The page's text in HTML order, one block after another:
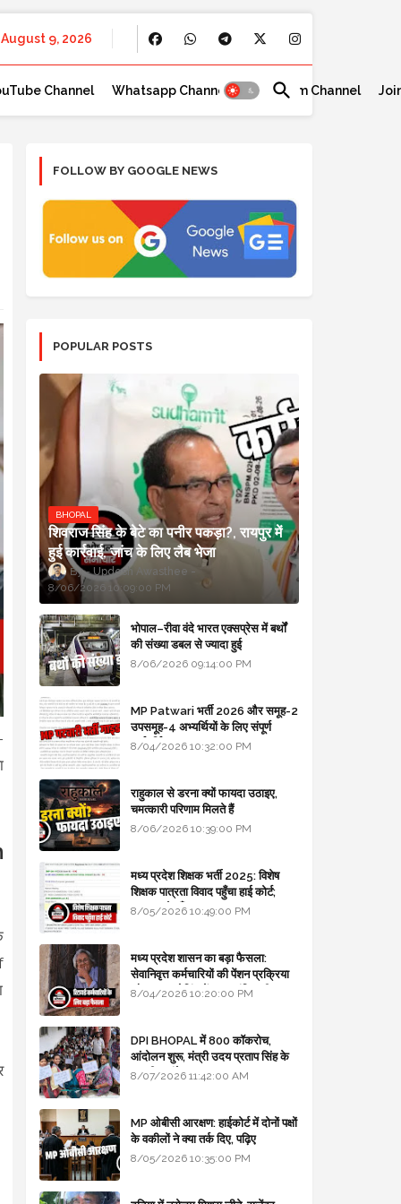
August 9, 2026
Channel Whatsapp Channel Telegram Channel
FOLLOW BY GOOGLE NEWS
POPULAR POSTS
BHOPAL
शिवराज सिंह के बेटे का पनीर पकड़ा?, रायपुर में
हुई कार्रवाई, जांच के लिए लैब भेजा
Updesh Awasthee
8/06/2026 10:09:00 PM
भोपाल–रीवा वंदे भारत एक्सप्रेस में बर्थों
की संख्या डबल से ज्यादा हुई
8/06/2026 09:14:00 PM
MP Patwari भर्ती 2026 और समूह-2
उपसमूह-4 अभ्यर्थियों के लिए संपूर्ण
मार्गदर्शिका
8/04/2026 10:32:00 PM
राहुकाल से डरना क्यों फायदा उठाइए,
चमत्कारी परिणाम मिलते हैं
8/06/2026 10:39:00 PM
मध्य प्रदेश शिक्षक भर्ती 2025: विशेष
शिक्षक पात्रता विवाद पहुँचा हाई कोर्ट;
सरकार से माँगा जवाब
8/05/2026 10:49:00 PM
मध्य प्रदेश शासन का बड़ा फैसला:
सेवानिवृत्त कर्मचारियों की पेंशन प्रक्रिया
और बजट कोडिंग में हुए क्रांतिकारी
8/04/2026 10:20:00 PM
DPI BHOPAL में 800 कॉकरोच,
आंदोलन शुरू, मंत्री उदय प्रताप सिंह के
घर भी जाएंगे
8/07/2026 11:42:00 AM
MP ओबीसी आरक्षण: हाईकोर्ट में दोनों पक्षों
के वकीलों ने क्या तर्क दिए, पढ़िए
8/05/2026 10:35:00 PM